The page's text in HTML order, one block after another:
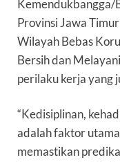
Provinsi Jawa
Wilayah Bebas
Bersih dan
perilaku kerja yang
“Kedisiplinan,
adalah faktor
memastikan